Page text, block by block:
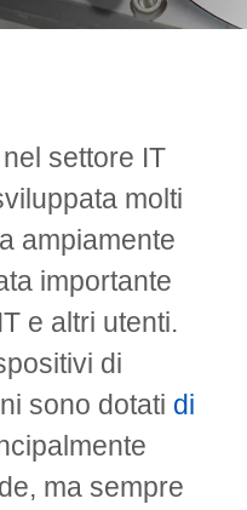
settore IT
molti
ampiamente
importante
e altri utenti.
di
sono dotati di
ma sempre